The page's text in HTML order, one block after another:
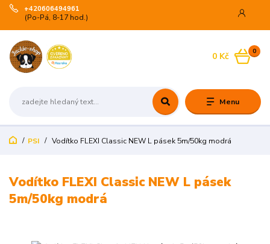
Menu
+420606494961
(Po-Pá, 8-17 hod.)
0
0 Kč
PSI Vodítko FLEXI Classic NEW L pásek 5m/50kg modrá
Vodítko FLEXI Classic NEW L pásek
5m/50kg modrá